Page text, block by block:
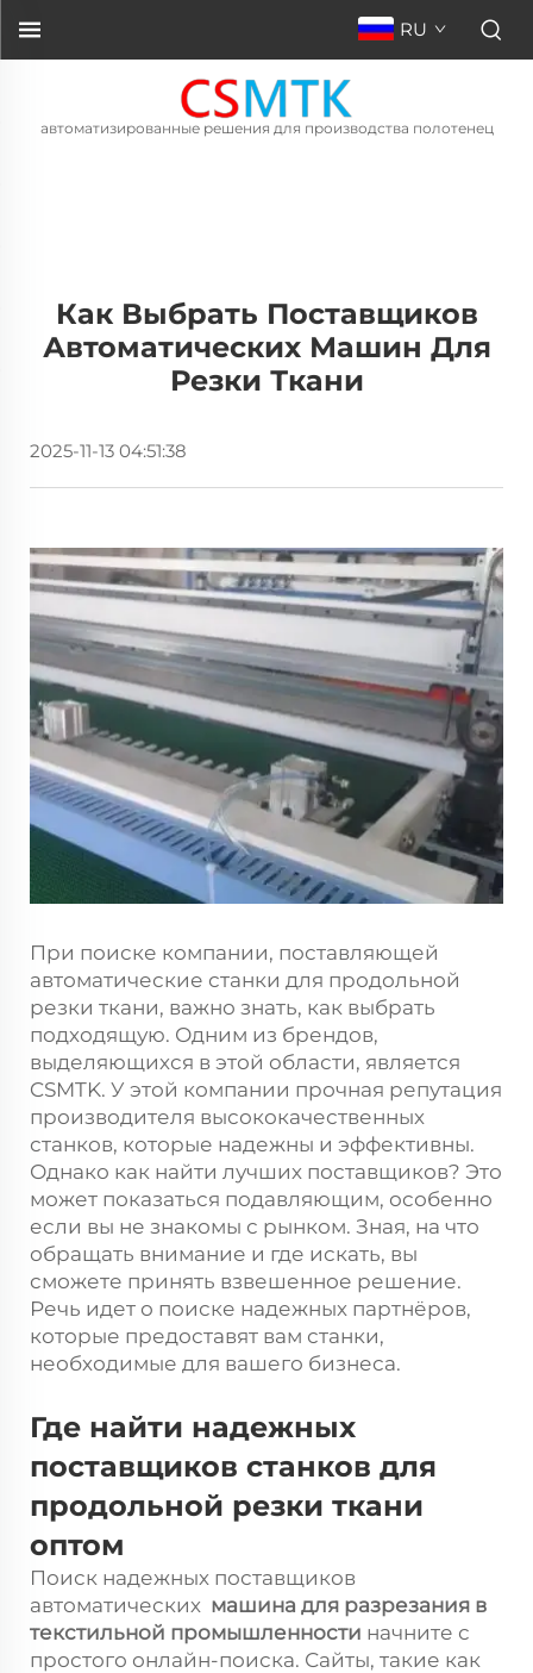
RU
автоматизированные решения для производства полотенец
Как Выбрать Поставщиков
Автоматических Машин Для
Резки Ткани
2025-11-13 04:51:38
При поиске компании, поставляющей
автоматические станки для продольной
резки ткани, важно знать, как выбрать
подходящую. Одним из брендов,
выделяющихся в этой области, является
CSMTK. У этой компании прочная репутация
производителя высококачественных
станков, которые надежны и эффективны.
Однако как найти лучших поставщиков? Это
может показаться подавляющим, особенно
если вы не знакомы с рынком. Зная, на что
обращать внимание и где искать, вы
сможете принять взвешенное решение.
Речь идет о поиске надежных партнёров,
которые предоставят вам станки,
необходимые для вашего бизнеса.
Где найти надежных
поставщиков станков для
продольной резки ткани
оптом
Поиск надежных поставщиков
автоматических машина для разрезания в
текстильной промышленности начните с
простого онлайн-поиска. Сайты, такие как